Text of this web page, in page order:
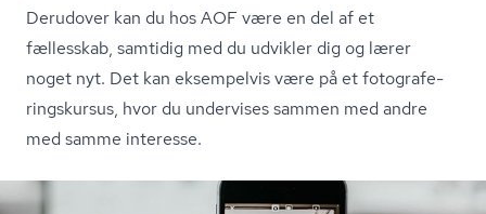
Derudover kan du hos AOF være en del af et
fællesskab, samtidig med du udvikler dig og lærer
noget nyt. Det kan eksempelvis være på et fo­to­gra­fe­
rings­kur­sus, hvor du undervises sammen med andre
med samme interesse.